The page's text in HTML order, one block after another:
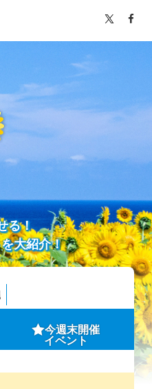
る！
大紹介！
今週末開催
イベント